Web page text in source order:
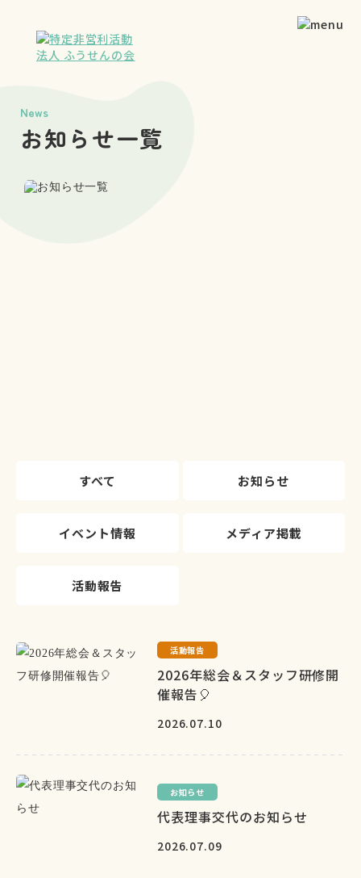
News
お知らせ一覧
すべて お知らせ
イベント情報 メディア掲載
活動報告
活動報告
2026年総会＆スタッフ研修開
催報告🎈
2026.07.10
お知らせ
代表理事交代のお知らせ
2026.07.09